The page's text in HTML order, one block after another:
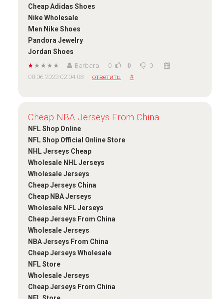
Cheap Adidas Shoes
Nike Wholesale
Men Nike Shoes
Pandora Jewelry
Jordan Shoes
Barbara 0 0
0
08.06.2023 02:04:08
ответить #
Cheap NBA Jerseys From China
NFL Shop Online
NFL Shop Official Online Store
NHL Jerseys Cheap
Wholesale NHL Jerseys
Wholesale Jerseys
Cheap Jerseys China
Cheap NBA Jerseys
Wholesale NFL Jerseys
Cheap Jerseys From China
Wholesale Jerseys
NBA Jerseys From China
Cheap Jerseys Wholesale
NFL Store
Wholesale Jerseys
Cheap Jerseys From China